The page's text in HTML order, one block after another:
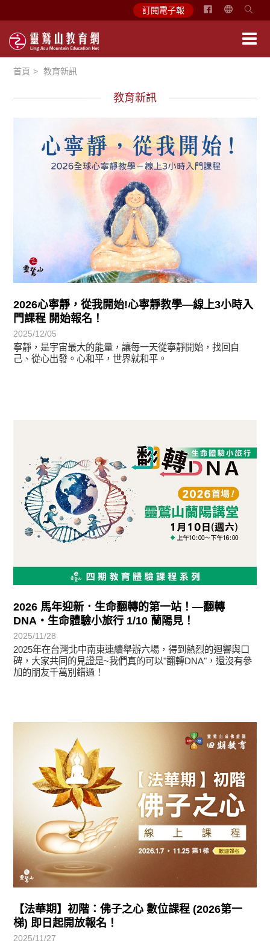
訂閱電子報
简
首頁 教育新訊
教育新訊
2026心寧靜，從我開始!心寧靜教學—線上3小時入
門課程 開始報名！
2025/12/05
寧靜，是宇宙最大的能量，讓每一天從寧靜開始，找回自
己、從心出發。心和平，世界就和平。
2026 馬年迎新．生命翻轉的第一站！—翻轉
DNA・生命體驗小旅行 1/10 蘭陽見！
2025/11/28
2025年在台灣北中南東連續舉辦六場，得到熱烈的迴響與口
碑，大家共同的見證是~我們真的可以"翻轉DNA"，還沒有參
加的朋友千萬別錯過！
【法華期】初階：佛子之心 數位課程 (2026第一
梯) 即日起開放報名！
2025/11/27